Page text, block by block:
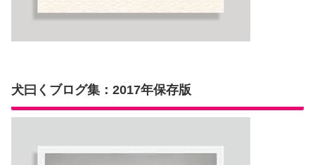
犬曰くブログ集：2017年保存版